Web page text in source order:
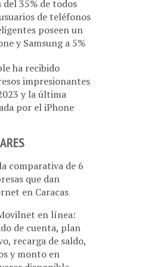
del 35% de todos
de teléfonos
poseen un
y Samsung a 5%
ha recibido
impresionantes
y la última
por el iPhone
comparativa de 6
que dan
en Caracas
en línea:
de cuenta, plan
recarga de saldo,
y monto en